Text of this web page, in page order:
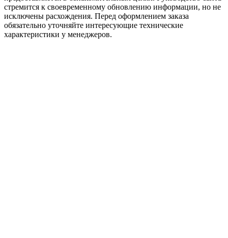
стремится к своевременному обновлению информации, но не
исключены расхождения. Перед оформлением заказа
обязательно уточняйте интересующие технические
характеристики у менеджеров.